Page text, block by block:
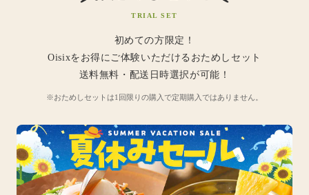
TRIAL SET
初めての方限定！
Oisixをお得にご体験いただけるおためしセット
送料無料・配送日時選択が可能！
※おためしセットは1回限りの購入で定期購入ではありません。